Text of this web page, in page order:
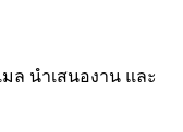
ล นำเสนองาน และ